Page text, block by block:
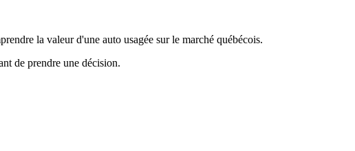
la valeur d'une auto usagée sur le marché québécois.
de prendre une décision.